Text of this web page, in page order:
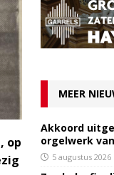
op
MEER
Akkoord
orgelwerk
5 augustus 2026